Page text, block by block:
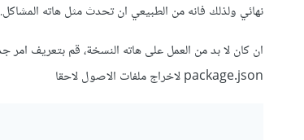
نهائي ولذلك فانه من الطبيعي ان تحدث مثل هاته المشاكل.
package.json لاخراج ملفات الاصول لاحقا